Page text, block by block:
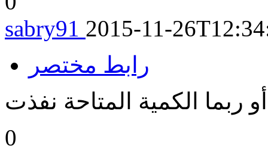
sabry91 2015-11-
رابط مختصر
أو ربما الكمية المتاحة نفذت
0